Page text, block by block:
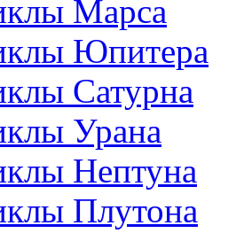
Марса
Юпитера
Сатурна
Урана
Нептуна
Плутона